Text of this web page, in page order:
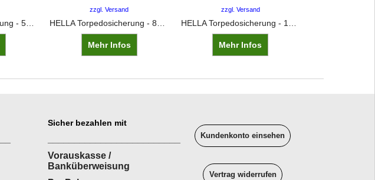
HELLA Torpedosicherung - 5A - gelb
zzgl. Versand
Mehr Infos
zzgl. Versand
Mehr Infos
Sicher bezahlen mit
Vorauskasse /
Banküberweisung
Kundenkonto einsehen
Vertrag widerrufen